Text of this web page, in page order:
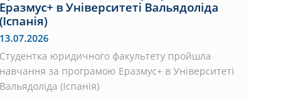
Еразмус+ в Університеті Вальядоліда
(Іспанія)
13.07.2026
Студентка юридичного факультету пройшла
навчання за програмою Еразмус+ в Університеті
Вальядоліда (Іспанія)